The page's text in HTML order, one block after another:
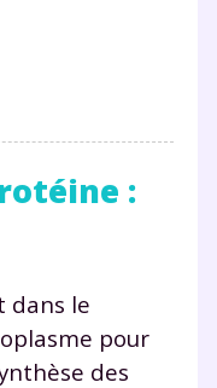
:
dans le
pour
des